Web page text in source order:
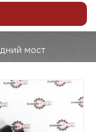
мост